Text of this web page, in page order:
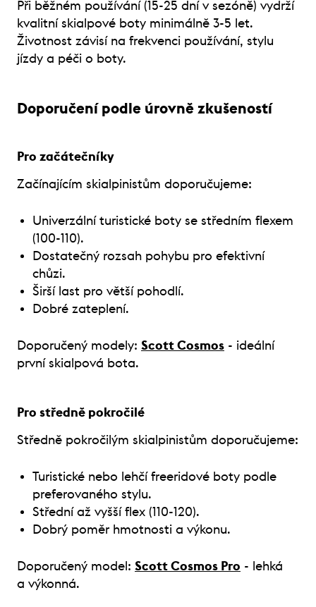
Při běžném používání (15-25 dní v sezóně) vydrží
kvalitní skialpové boty minimálně 3-5 let.
Životnost závisí na frekvenci používání, stylu
jízdy a péči o boty.
Doporučení podle úrovně zkušeností
Pro začátečníky
Začínajícím skialpinistům doporučujeme:
Univerzální turistické boty se středním flexem
(100-110).
Dostatečný rozsah pohybu pro efektivní
chůzi.
Širší last pro větší pohodlí.
Dobré zateplení.
Doporučený modely: Scott Cosmos - ideální
první skialpová bota.
Pro středně pokročilé
Středně pokročilým skialpinistům doporučujeme:
Turistické nebo lehčí freeridové boty podle
preferovaného stylu.
Střední až vyšší flex (110-120).
Dobrý poměr hmotnosti a výkonu.
Doporučený model: Scott Cosmos Pro - lehká
a výkonná.